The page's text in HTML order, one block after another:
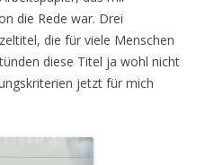
die Rede war. Drei
die für viele Menschen
diese Titel ja wohl nicht
jetzt für mich